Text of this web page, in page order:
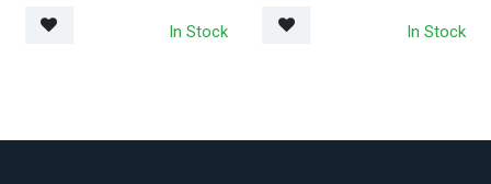
In Stock In Stock